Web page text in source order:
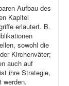
Aufbau des
Kapitel
erläutert. B.
sowohl die
Kirchenväter;
auch auf
ihre Strategie,
werden.